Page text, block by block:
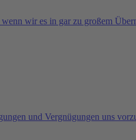
wir es in gar zu großem
und Vergnügungen uns